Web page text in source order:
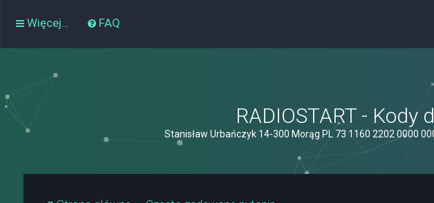
Więcej… FAQ
RADIOSTART - Kody
Stanisław Urbańczyk 14-300 Morąg PL 73 1160 2202 0000